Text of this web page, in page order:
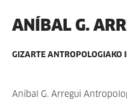
ANÍBAL G.
GIZARTE ANTROPOLOGIAKO
Aníbal G. Arregui